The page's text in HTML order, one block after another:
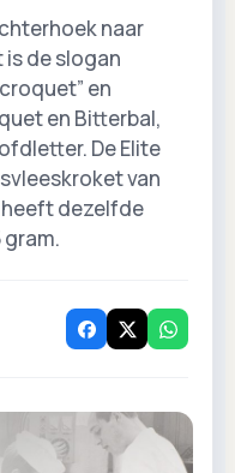
naar
de slogan
en
en Bitterbal,
De Elite
van
heeft dezelfde